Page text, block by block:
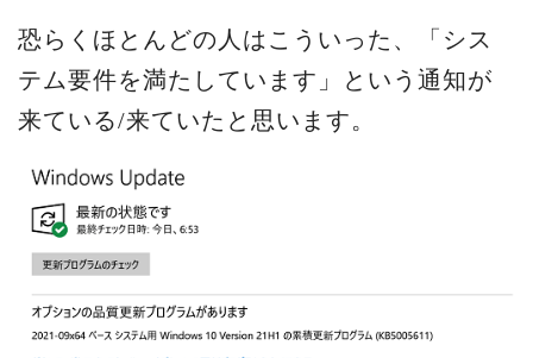
恐らくほとんどの人はこういった、「シス
テム要件を満たしています」という通知が
来ている/来ていたと思います。